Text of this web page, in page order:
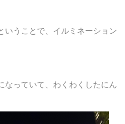
いうことで、イルミネーション
なっていて、わくわくしたにん